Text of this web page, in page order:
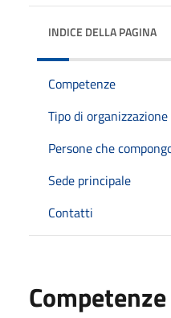
INDICE DELLA PAGINA
Competenze
Tipo di organizzazione
Persone che
Sede principale
Contatti
Competenze